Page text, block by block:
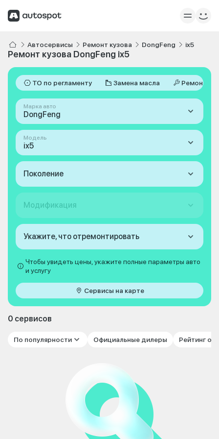
Автосервисы Ремонт кузова DongFeng ix5
Ремонт кузова DongFeng ix5
ТО по регламенту Замена масла Ремонт
Марка авто
DongFeng
Модель
ix5
Поколение
Модификация
Укажите, что отремонтировать
Чтобы увидеть цены, укажите полные параметры авто
и услугу
Сервисы на карте
0 сервисов
По популярности Официальные дилеры Рейтинг